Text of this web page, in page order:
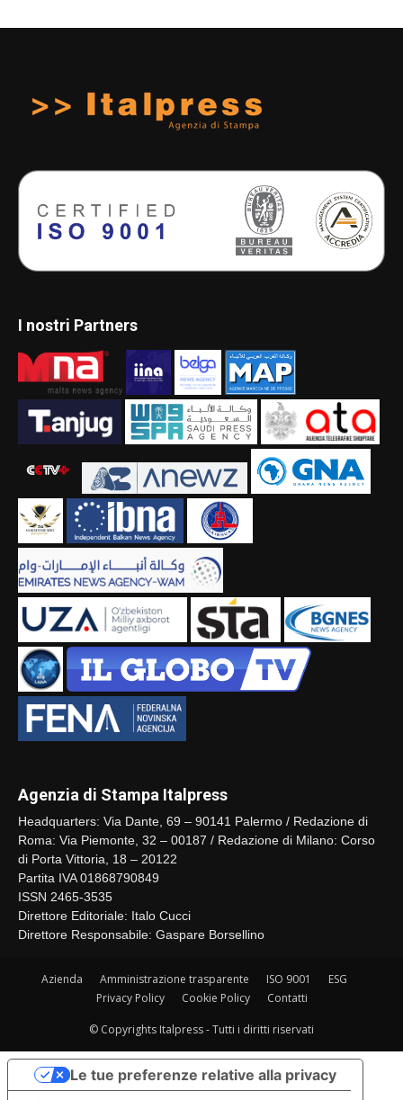
I nostri Partners
Agenzia di Stampa Italpress
Headquarters: Via Dante, 69 – 90141 Palermo / Redazione di
Roma: Via Piemonte, 32 – 00187 / Redazione di Milano: Corso
di Porta Vittoria, 18 – 20122
Partita IVA 01868790849
ISSN 2465-3535
Direttore Editoriale: Italo Cucci
Direttore Responsabile: Gaspare Borsellino
Azienda Amministrazione trasparente ISO 9001
ESG
Privacy Policy
Cookie Policy Contatti
© Copyrights Italpress - Tutti i diritti riservati
Le tue preferenze relative alla privacy